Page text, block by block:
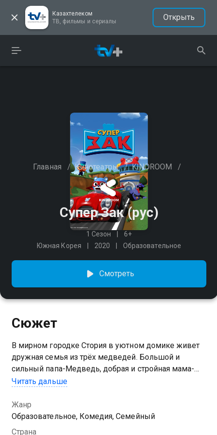
Казахтелеком
ТВ, фильмы и сериалы
Открыть
Главная / Кинотеатры / KINOROOM /
Супер Зак (рус)
1 Сезон
6+
Южная Корея
2020 Образовательное
Смотреть
Сюжет
В мирном городке Стория в уютном домике живет
дружная семья из трёх медведей. Большой и
сильный папа-Медведь, добрая и стройная мама-
Медведица и малыш Зак — милый и
обычная семья, но на самом деле это семейство
супергероев, и у них есть очень важная миссия.
Когда в городе случается беда и кому-то требуется
Читать дальше
Жанр
Образовательное, Комедия, Семейный
Страна